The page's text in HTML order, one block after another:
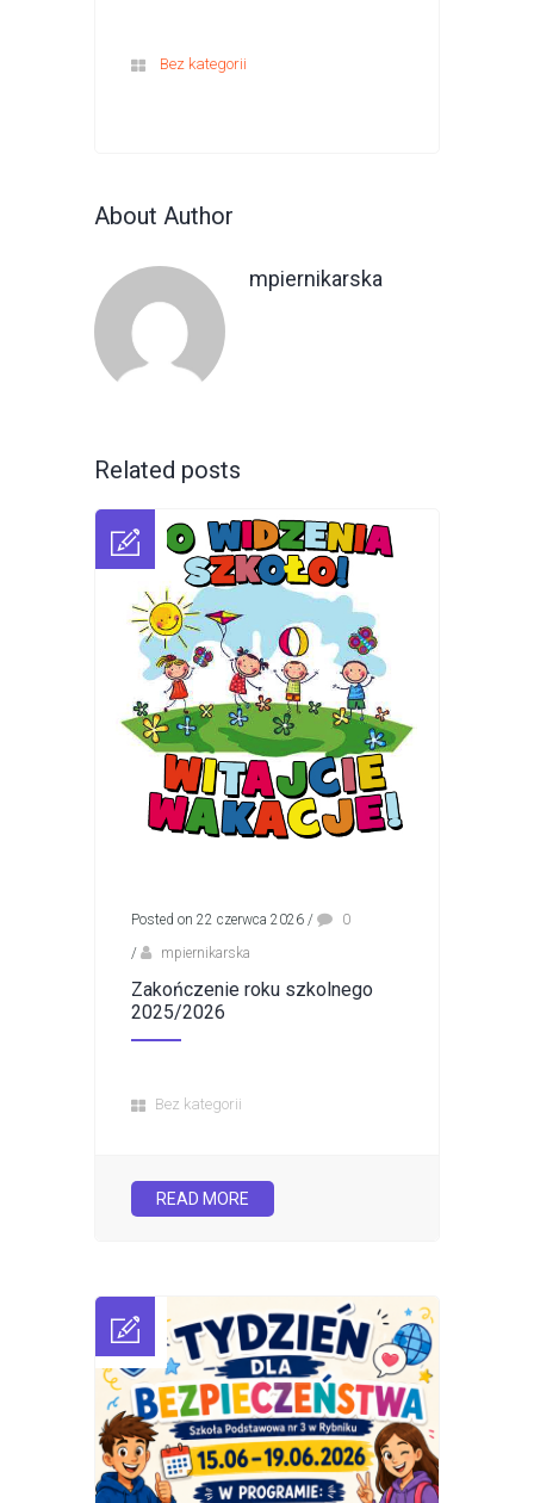
Bez kategorii
About Author
mpiernikarska
Related posts
Posted on 22 czerwca 2026 /
0
/
mpiernikarska
Zakończenie roku szkolnego
2025/2026
Bez kategorii
READ MORE